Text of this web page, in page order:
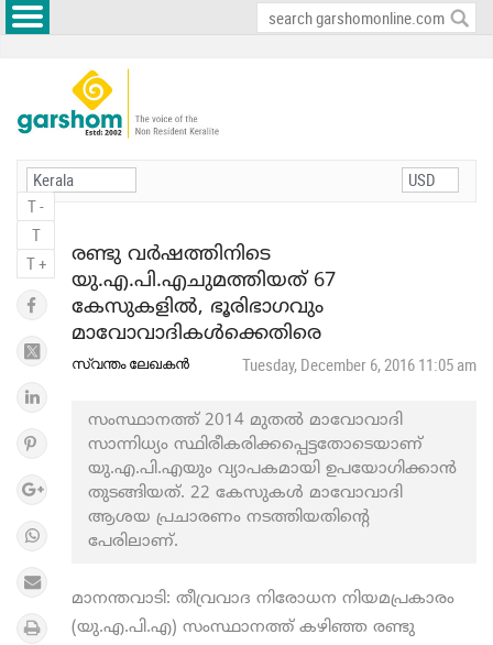
T -
T
T +
രണ്ടു വര്‍ഷത്തിനിടെ
യു.എ.പി.എചുമത്തിയത് 67
കേസുകളില്‍, ഭൂരിഭാഗവും
മാവോവാദികള്‍ക്കെതിരെ
സ്വന്തം ലേഖകന്‍ Tuesday, December 6, 2016 11:05 am
സംസ്ഥാനത്ത് 2014 മുതല്‍ മാവോവാദി
സാന്നിധ്യം സ്ഥിരീകരിക്കപ്പെട്ടതോടെയാണ്
യു.എ.പി.എയും വ്യാപകമായി ഉപയോഗിക്കാന്‍
തുടങ്ങിയത്. 22 കേസുകള്‍ മാവോവാദി
ആശയ പ്രചാരണം നടത്തിയതിന്റെ
പേരിലാണ്.
മാനന്തവാടി: തീവ്രവാദ നിരോധന നിയമപ്രകാരം
(യു.എ.പി.എ) സംസ്ഥാനത്ത് കഴിഞ്ഞ രണ്ടു